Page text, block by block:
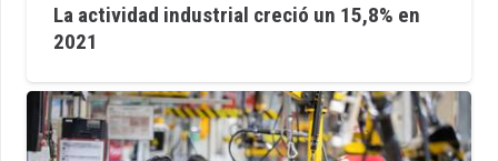
La actividad industrial creció un 15,8% en
2021